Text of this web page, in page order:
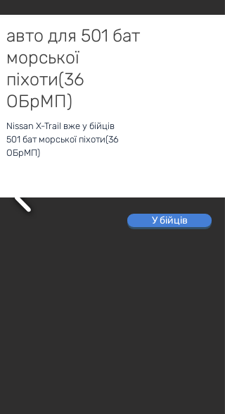
авто для 501 бат
морської
піхоти(36
ОБрМП)
Nissan X-Trail вже у бійців
501 бат морської піхоти(36
ОБрМП)
У бійців